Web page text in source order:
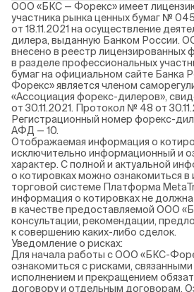
ООО «БКС — Форекс» имеет
участника рынка ценных бумаг №
от 18.11.2021 на осуществление
дилера, выданную Банком России.
внесено в реестр лицензированных
в разделе профессиональных
бумаг на официальном сайте Банка
Форекс» является членом
«Ассоциация форекс-дилеров»,
от 30.11.2021. Протокол № 48 от
Регистрационный номер форекс-
АФД — 10.
Отображаемая информация о
исключительно информационный и
характер. С полной и актуальной
о котировках можно ознакомиться
торговой системе Платформа
информация о котировках не
в качестве предоставляемой ООО
консультации, рекомендации,
к совершению каких-либо сделок.
Уведомление о рисках:
Для начала работы с ООО «БКС-
ознакомиться с рисками,
исполнением и прекращением
договору и отдельным договорам.